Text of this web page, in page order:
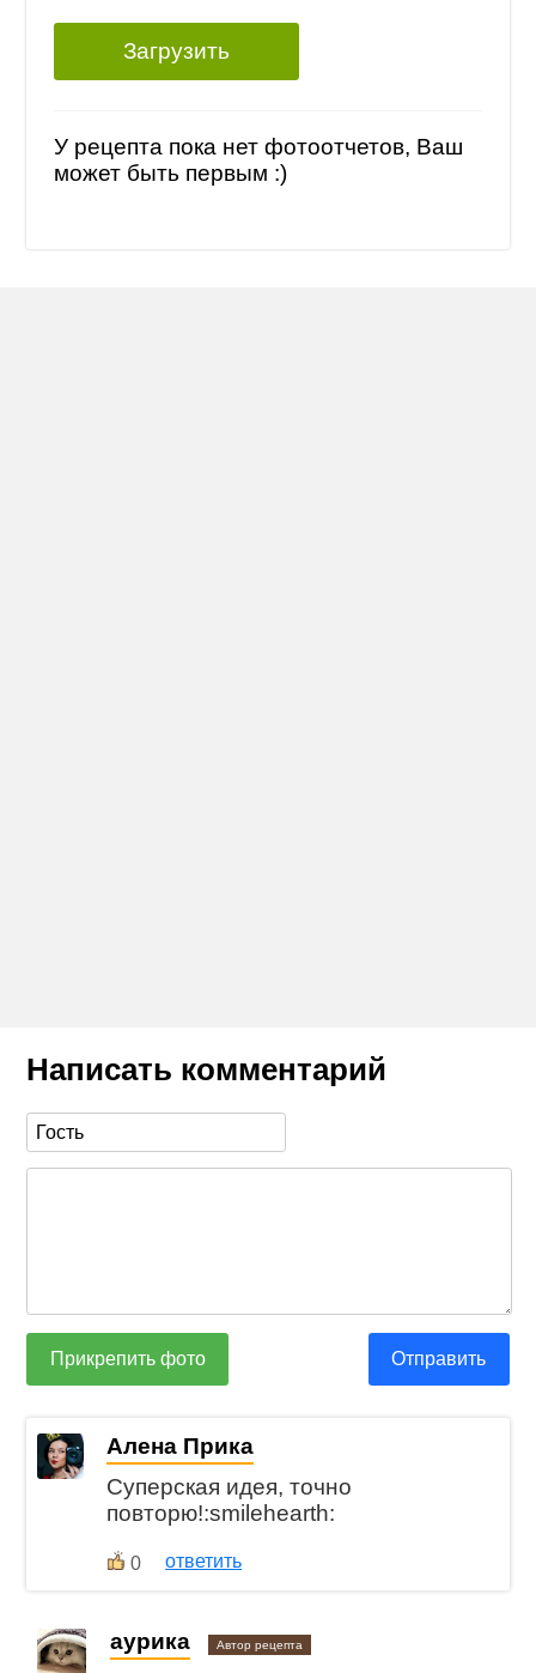
Загрузить
У рецепта пока нет фотоотчетов, Ваш
может быть первым :)
Написать комментарий
Прикрепить фото Отправить
Алена Прика
Суперская идея, точно
повторю!:smilehearth:
0 ответить
aурика Автор рецепта